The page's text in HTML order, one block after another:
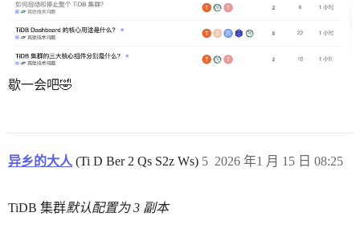
歇一会吧🤣
异乡的大人 (Ti D Ber 2 Qs S2z Ws) 2026 年1 月 15 日 08:25
5
TiDB 集群默认配置为 3 副本